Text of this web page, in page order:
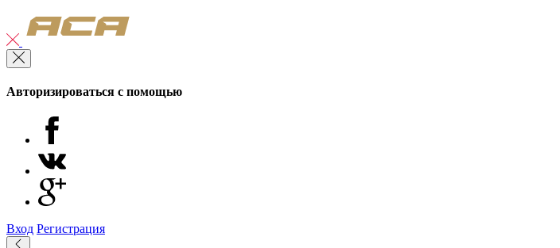
Авторизироваться с помощью
Вход Регистрация